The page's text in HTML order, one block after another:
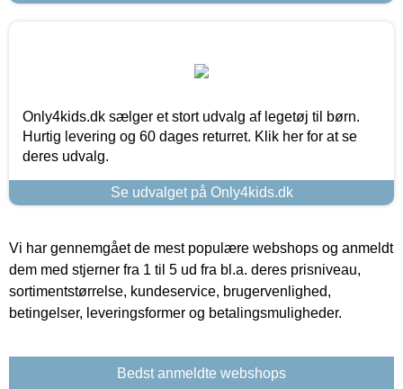
Only4kids.dk sælger et stort udvalg af legetøj til børn.
Hurtig levering og 60 dages returret. Klik her for at se
deres udvalg.
Se udvalget på Only4kids.dk
Vi har gennemgået de mest populære webshops og anmeldt
dem med stjerner fra 1 til 5 ud fra bl.a. deres prisniveau,
sortimentstørrelse, kundeservice, brugervenlighed,
betingelser, leveringsformer og betalingsmuligheder.
Bedst anmeldte webshops